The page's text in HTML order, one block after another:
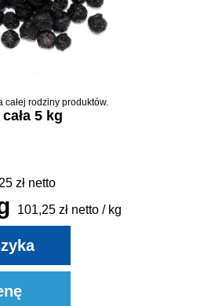
rodziny produktów.
5 kg
zł netto
101,25 zł netto / kg